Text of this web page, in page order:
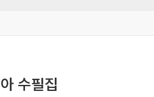
수필집